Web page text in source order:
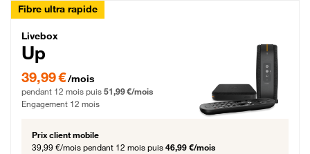
Fibre ultra rapide
Livebox Up Fibre
Livebox
Up
39,99 € par mois pendant 12 mois puis 51,99 € par mois, Engagement 12 mois
39,99 €/mois
pendant 12 mois puis 51,99 €/mois
Engagement 12 mois
Prix client mobile
39,99 €/mois pendant 12 mois puis 46,99 €/mois